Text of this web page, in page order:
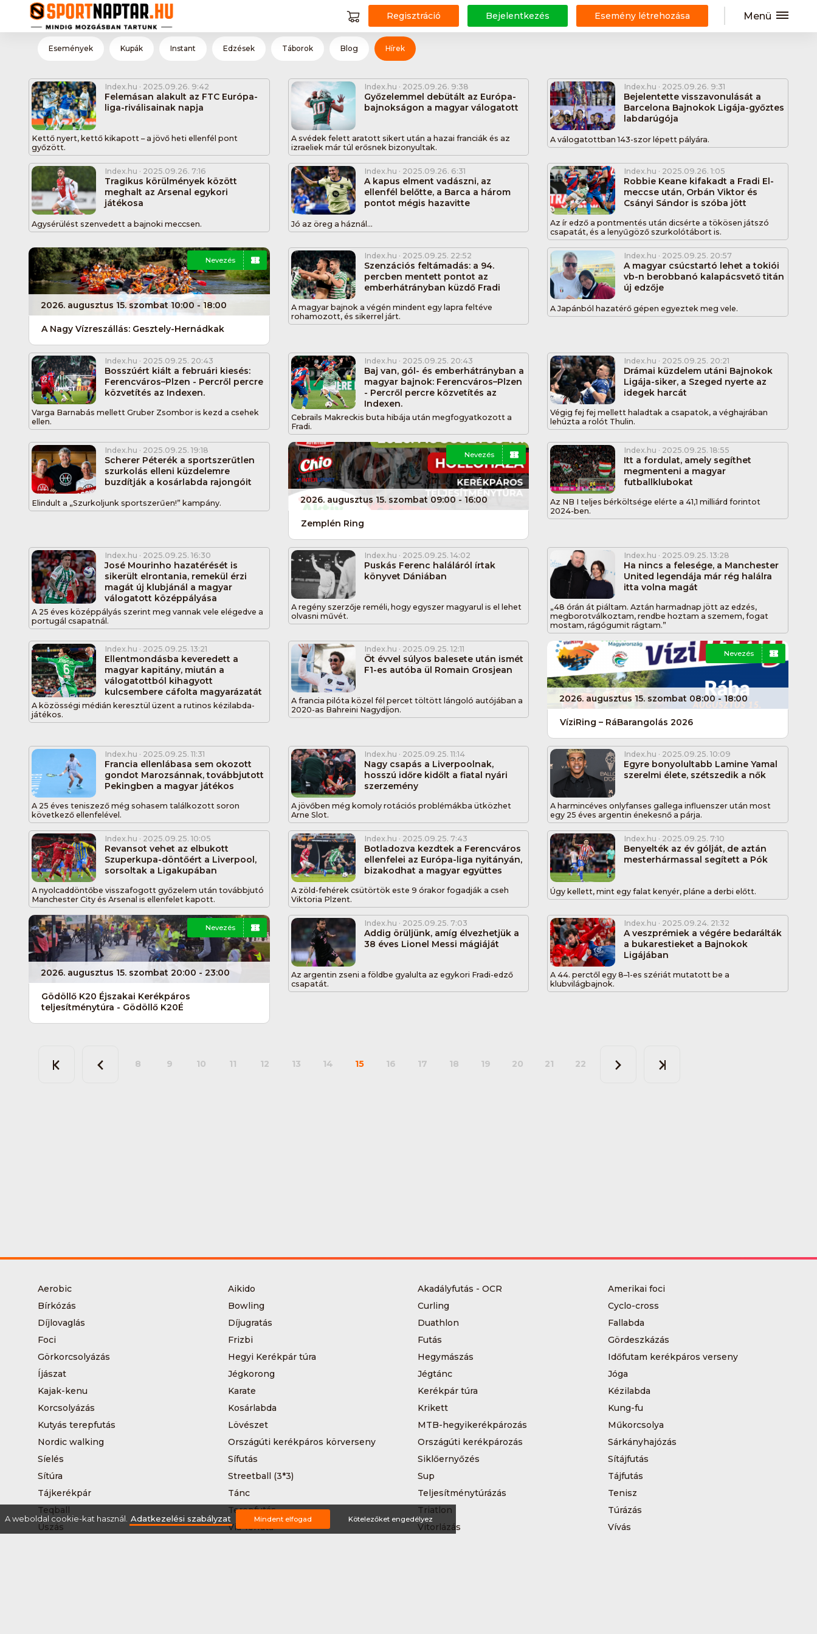
Regisztráció Bejelentkezés Esemény létrehozása Menü
Események Kupák Instant Edzések Táborok Blog Hírek
Index.hu · 2025.09.26. 9:42
Felemásan alakult az FTC Európa-
liga-riválisainak napja
Kettő nyert, kettő kikapott – a jövő heti ellenfél pont
győzött.
Index.hu · 2025.09.26. 9:38
Győzelemmel debütált az Európa-
bajnokságon a magyar válogatott
A svédek felett aratott sikert után a hazai franciák és az
izraeliek már túl erősnek bizonyultak.
Index.hu · 2025.09.26. 9:31
Bejelentette visszavonulását a
Barcelona Bajnokok Ligája-győztes
labdarúgója
A válogatottban 143-szor lépett pályára.
Index.hu · 2025.09.26. 7:16
Tragikus körülmények között
meghalt az Arsenal egykori
játékosa
Agysérülést szenvedett a bajnoki meccsen.
Index.hu · 2025.09.26. 6:31
A kapus elment vadászni, az
ellenfél belőtte, a Barca a három
pontot mégis hazavitte
Jó az öreg a háznál...
Index.hu · 2025.09.26. 1:05
Robbie Keane kifakadt a Fradi El-
meccse után, Orbán Viktor és
Csányi Sándor is szóba jött
Az ír edző a pontmentés után dicsérte a tökösen játszó
csapatát, és a lenyűgöző szurkolótábort is.
Nevezés
2026. augusztus 15. szombat 10:00 - 18:00
A Nagy Vízreszállás: Gesztely-Hernádkak
Index.hu · 2025.09.25. 22:52
Szenzációs feltámadás: a 94.
percben mentett pontot az
emberhátrányban küzdő Fradi
A magyar bajnok a végén mindent egy lapra feltéve
rohamozott, és sikerrel járt.
Index.hu · 2025.09.25. 20:57
A magyar csúcstartó lehet a tokiói
vb-n berobbanó kalapácsvető titán
új edzője
A Japánból hazatérő gépen egyeztek meg vele.
Index.hu · 2025.09.25. 20:43
Bosszúért kiált a februári kiesés:
Ferencváros–Plzen - Percről percre
közvetítés az Indexen.
Varga Barnabás mellett Gruber Zsombor is kezd a csehek
ellen.
Index.hu · 2025.09.25. 20:43
Baj van, gól- és emberhátrányban a
magyar bajnok: Ferencváros–Plzen
- Percről percre közvetítés az
Indexen.
Cebrails Makreckis buta hibája után megfogyatkozott a
Fradi.
Index.hu · 2025.09.25. 20:21
Drámai küzdelem utáni Bajnokok
Ligája-siker, a Szeged nyerte az
idegek harcát
Végig fej fej mellett haladtak a csapatok, a véghajrában
lehúzta a rolót Thulin.
Index.hu · 2025.09.25. 19:18
Scherer Péterék a sportszerűtlen
szurkolás elleni küzdelemre
buzdítják a kosárlabda rajongóit
Elindult a „Szurkoljunk sportszerűen!” kampány.
Nevezés
2026. augusztus 15. szombat 09:00 - 16:00
Zemplén Ring
Index.hu · 2025.09.25. 18:55
Itt a fordulat, amely segíthet
megmenteni a magyar
futballklubokat
Az NB I teljes bérköltsége elérte a 41,1 milliárd forintot
2024-ben.
Index.hu · 2025.09.25. 16:30
José Mourinho hazatérését is
sikerült elrontania, remekül érzi
magát új klubjánál a magyar
válogatott középpályása
A 25 éves középpályás szerint meg vannak vele elégedve a
portugál csapatnál.
Index.hu · 2025.09.25. 14:02
Puskás Ferenc haláláról írtak
könyvet Dániában
A regény szerzője reméli, hogy egyszer magyarul is el lehet
olvasni művét.
Index.hu · 2025.09.25. 13:28
Ha nincs a felesége, a Manchester
United legendája már rég halálra
itta volna magát
„48 órán át piáltam. Aztán harmadnap jött az edzés,
megborotválkoztam, rendbe hoztam a szemem, fogat
mostam, rágógumit rágtam.”
Index.hu · 2025.09.25. 13:21
Ellentmondásba keveredett a
magyar kapitány, miután a
válogatottból kihagyott
kulcsembere cáfolta magyarázatát
A közösségi médián keresztül üzent a rutinos kézilabda-
játékos.
Index.hu · 2025.09.25. 12:11
Öt évvel súlyos balesete után ismét
F1-es autóba ül Romain Grosjean
A francia pilóta közel fél percet töltött lángoló autójában a
2020-as Bahreini Nagydíjon.
Nevezés
2026. augusztus 15. szombat 08:00 - 18:00
VíziRing – RáBarangolás 2026
Index.hu · 2025.09.25. 11:31
Francia ellenlábasa sem okozott
gondot Marozsánnak, továbbjutott
Pekingben a magyar játékos
A 25 éves teniszező még sohasem találkozott soron
következő ellenfelével.
Index.hu · 2025.09.25. 11:14
Nagy csapás a Liverpoolnak,
hosszú időre kidőlt a fiatal nyári
szerzemény
A jövőben még komoly rotációs problémákba ütközhet
Arne Slot.
Index.hu · 2025.09.25. 10:09
Egyre bonyolultabb Lamine Yamal
szerelmi élete, szétszedik a nők
A harmincéves onlyfanses gallega influenszer után most
egy 25 éves argentin énekesnő a párja.
Index.hu · 2025.09.25. 10:05
Revansot vehet az elbukott
Szuperkupa-döntőért a Liverpool,
sorsoltak a Ligakupában
A nyolcaddöntőbe visszafogott győzelem után továbbjutó
Manchester City és Arsenal is ellenfelet kapott.
Index.hu · 2025.09.25. 7:43
Botladozva kezdtek a Ferencváros
ellenfelei az Európa-liga nyitányán,
bizakodhat a magyar együttes
A zöld-fehérek csütörtök este 9 órakor fogadják a cseh
Viktoria Plzent.
Index.hu · 2025.09.25. 7:10
Benyelték az év gólját, de aztán
mesterhármassal segített a Pók
Úgy kellett, mint egy falat kenyér, pláne a derbi előtt.
Nevezés
2026. augusztus 15. szombat 20:00 - 23:00
Gödöllő K20 Éjszakai Kerékpáros
teljesítménytúra - Gödöllő K20É
Index.hu · 2025.09.25. 7:03
Addig örüljünk, amíg élvezhetjük a
38 éves Lionel Messi mágiáját
Az argentin zseni a földbe gyalulta az egykori Fradi-edző
csapatát.
Index.hu · 2025.09.24. 21:32
A veszprémiek a végére bedarálták
a bukarestieket a Bajnokok
Ligájában
A 44. perctől egy 8–1-es szériát mutatott be a
klubvilágbajnok.
8 9 10 11 12 13 14 15 16 17 18 19 20 21 22
Aerobic Aikido Akadályfutás - OCR
Amerikai foci
Bírkózás
Bowling Curling
Cyclo-cross
Díjlovaglás
Díjugratás Duathlon
Fallabda
Foci
Frizbi Futás
Gördeszkázás
Görkorcsolyázás
Hegyi Kerékpár túra Hegymászás
Időfutam kerékpáros verseny
Íjászat
Jégkorong Jégtánc
Jóga
Kajak-kenu
Karate Kerékpár túra
Kézilabda
Korcsolyázás
Kosárlabda Krikett
Kung-fu
Kutyás terepfutás
Lövészet MTB-hegyikerékpározás
Műkorcsolya
Nordic walking
Országúti kerékpáros körverseny Országúti kerékpározás
Sárkányhajózás
Síelés
Sífutás Siklőernyőzés
Sítájfutás
Sítúra
Streetball (3*3) Sup
Tájfutás
Tájkerékpár
Tánc Teljesítménytúrázás
Tenisz
Teqball
Terepfutás Triatlon
Túrázás
Úszás
Via-ferrata Vitorlázás
Vívás
A weboldal cookie-kat használ. Adatkezelési szabályzat Mindent elfogad Kötelezőket engedélyez